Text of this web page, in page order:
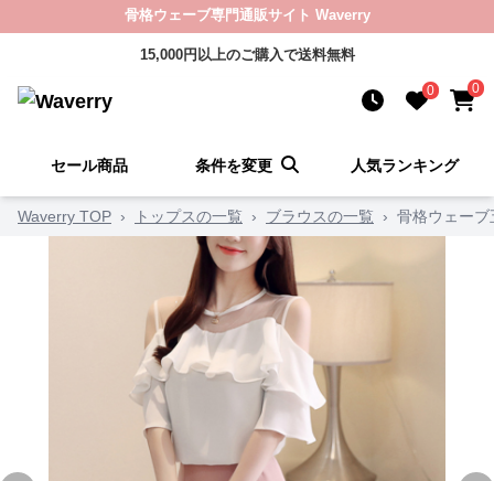
骨格ウェーブ専門通販サイト Waverry
15,000円以上のご購入で送料無料
0 0
セール商品 条件を変更 人気ランキング
Waverry TOP › トップスの一覧 › ブラウスの一覧 › 骨格ウェー